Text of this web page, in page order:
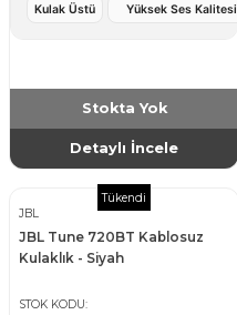
Kulak Üstü Yüksek Ses Kalitesi
Stokta Yok
Detaylı İncele
Tükendi
JBL
JBL Tune 720BT Kablosuz
Kulaklık - Siyah
STOK KODU